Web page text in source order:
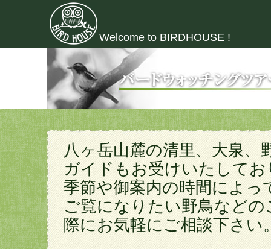
Welcome to BIRDHOUSE !
八ヶ岳山麓の清里、大泉、
ガイドもお受けいたして
季節や御案内の時間によ
ご覧になりたい野鳥など
際にお気軽にご相談下さい